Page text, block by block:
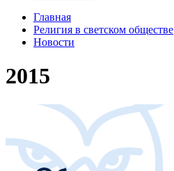
Главная
Религия в светском обществе
Новости
2015